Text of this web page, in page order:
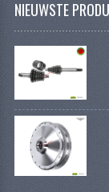
NIEUWSTE